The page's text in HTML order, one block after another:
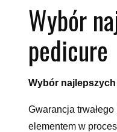
Wybór
pedicure
Wybór
Gwarancja
elementem w